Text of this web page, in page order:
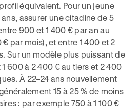
équivalent. Pour un jeune
assurer une citadine de 5
900 et 1 400 € par an au
€ par mois), et entre 1 400 et 2
Sur un modèle plus puissant de
600 à 2 400 € au tiers et 2 400
À 22–24 ans nouvellement
15 à 25 % de moins
: par exemple 750 à 1 100 €